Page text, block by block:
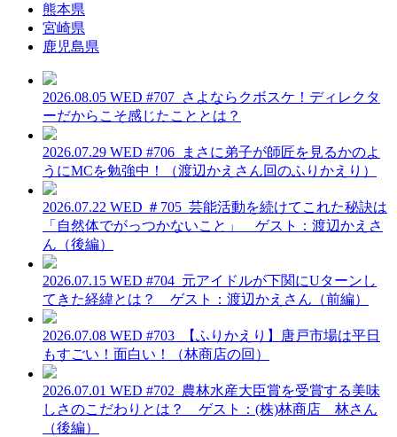
熊本県
宮崎県
鹿児島県
2026.08.05 WED #707_さよならクボスケ！ディレクタ
ーだからこそ感じたこととは？
2026.07.29 WED #706_まさに弟子が師匠を見るかのよ
うにMCを勉強中！（渡辺かえさん回のふりかえり）
2026.07.22 WED ＃705_芸能活動を続けてこれた秘訣は
「自然体でがっつかないこと」 ゲスト：渡辺かえさ
ん（後編）
2026.07.15 WED #704_元アイドルが下関にUターンし
てきた経緯とは？ ゲスト：渡辺かえさん（前編）
2026.07.08 WED #703_【ふりかえり】唐戸市場は平日
もすごい！面白い！（林商店の回）
2026.07.01 WED #702_農林水産大臣賞を受賞する美味
しさのこだわりとは？ ゲスト：(株)林商店 林さん
（後編）